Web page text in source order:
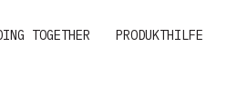
TOGETHER PRODUKTHILFE